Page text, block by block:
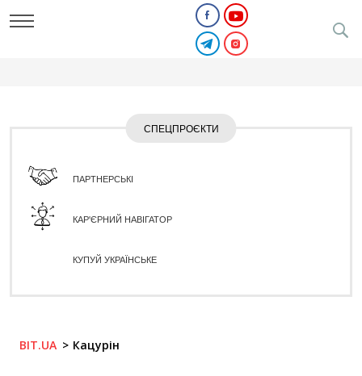
СПЕЦПРОЄКТИ
ПАРТНЕРСЬКІ
КАР'ЄРНИЙ НАВІГАТОР
КУПУЙ УКРАЇНСЬКЕ
BIT.UA Кацурін